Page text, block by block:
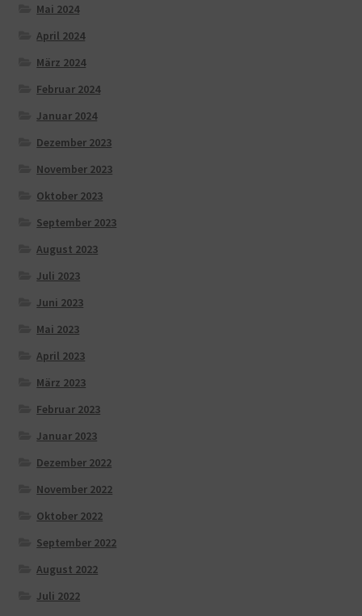
Mai 2024
April 2024
März 2024
Februar 2024
Januar 2024
Dezember 2023
November 2023
Oktober 2023
September 2023
August 2023
Juli 2023
Juni 2023
Mai 2023
April 2023
März 2023
Februar 2023
Januar 2023
Dezember 2022
November 2022
Oktober 2022
September 2022
August 2022
Juli 2022